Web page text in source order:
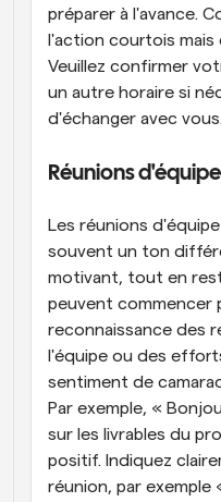
préparer à l'avance.
l'action courtois mais
Veuillez confirmer
un autre horaire si
d'échanger avec
Réunions d'équipe
Les réunions
souvent un ton
motivant, tout en
peuvent commencer
reconnaissance des
l'équipe ou des
sentiment de
Par exemple, «
sur les livrables du
positif. Indiquez
réunion, par